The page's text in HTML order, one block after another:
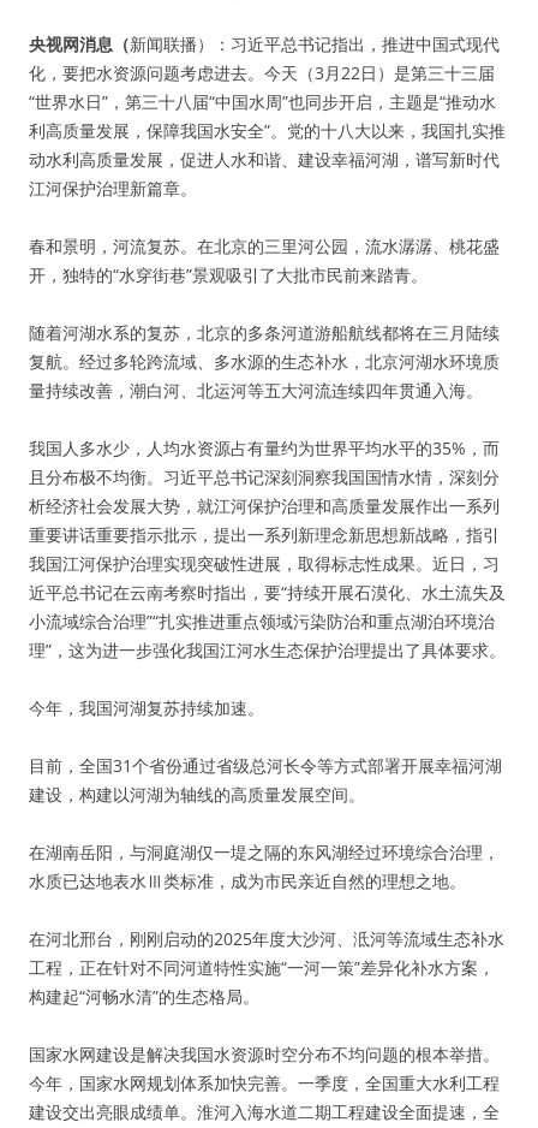
央视网消息（新闻联播）：习近平总书记指出，推进中国式现代
化，要把水资源问题考虑进去。今天（3月22日）是第三十三届
“世界水日”，第三十八届“中国水周”也同步开启，主题是“推动水
利高质量发展，保障我国水安全”。党的十八大以来，我国扎实推
动水利高质量发展，促进人水和谐、建设幸福河湖，谱写新时代
江河保护治理新篇章。
春和景明，河流复苏。在北京的三里河公园，流水潺潺、桃花盛
开，独特的“水穿街巷”景观吸引了大批市民前来踏青。
随着河湖水系的复苏，北京的多条河道游船航线都将在三月陆续
复航。经过多轮跨流域、多水源的生态补水，北京河湖水环境质
量持续改善，潮白河、北运河等五大河流连续四年贯通入海。
我国人多水少，人均水资源占有量约为世界平均水平的35%，而
且分布极不均衡。习近平总书记深刻洞察我国国情水情，深刻分
析经济社会发展大势，就江河保护治理和高质量发展作出一系列
重要讲话重要指示批示，提出一系列新理念新思想新战略，指引
我国江河保护治理实现突破性进展，取得标志性成果。近日，习
近平总书记在云南考察时指出，要“持续开展石漠化、水土流失及
小流域综合治理”“扎实推进重点领域污染防治和重点湖泊环境治
理”，这为进一步强化我国江河水生态保护治理提出了具体要求。
今年，我国河湖复苏持续加速。
目前，全国31个省份通过省级总河长令等方式部署开展幸福河湖
建设，构建以河湖为轴线的高质量发展空间。
在湖南岳阳，与洞庭湖仅一堤之隔的东风湖经过环境综合治理，
水质已达地表水Ⅲ类标准，成为市民亲近自然的理想之地。
在河北邢台，刚刚启动的2025年度大沙河、泜河等流域生态补水
工程，正在针对不同河道特性实施“一河一策”差异化补水方案，
构建起“河畅水清”的生态格局。
国家水网建设是解决我国水资源时空分布不均问题的根本举措。
今年，国家水网规划体系加快完善。一季度，全国重大水利工程
建设交出亮眼成绩单。淮河入海水道二期工程建设全面提速，全